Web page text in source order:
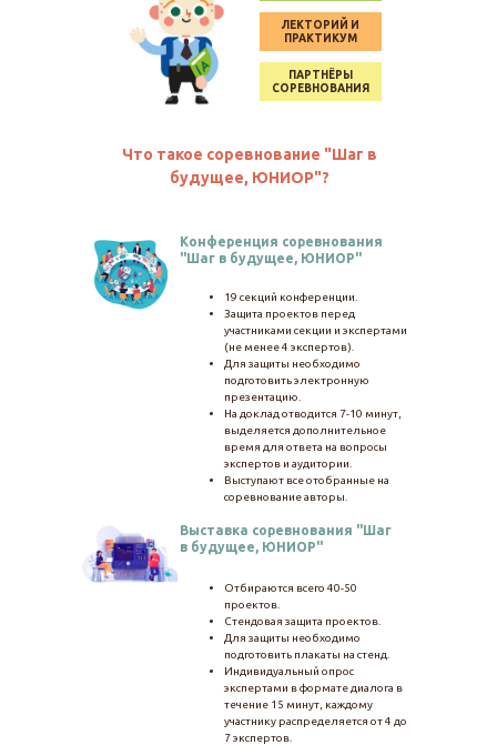
ЛЕКТОРИЙ И
ПРАКТИКУМ
ПАРТНЁРЫ
СОРЕВНОВАНИЯ
Что такое соревнование "Шаг в
будущее, ЮНИОР"?
Конференция соревнования
"Шаг в будущее, ЮНИОР"
19 секций конференции.
Защита проектов перед
участниками секции и экспертами
(не менее 4 экспертов).
Для защиты необходимо
подготовить электронную
презентацию.
На доклад отводится 7-10 минут,
выделяется дополнительное
время для ответа на вопросы
экспертов и аудитории.
Выступают все отобранные на
соревнование авторы.
Выставка соревнования "Шаг
в будущее, ЮНИОР"
Отбираются всего 40-50
проектов.
Стендовая защита проектов.
Для защиты необходимо
подготовить плакаты на стенд.
Индивидуальный опрос
экспертами в формате диалога в
течение 15 минут, каждому
участнику распределяется от 4 до
7 экспертов.